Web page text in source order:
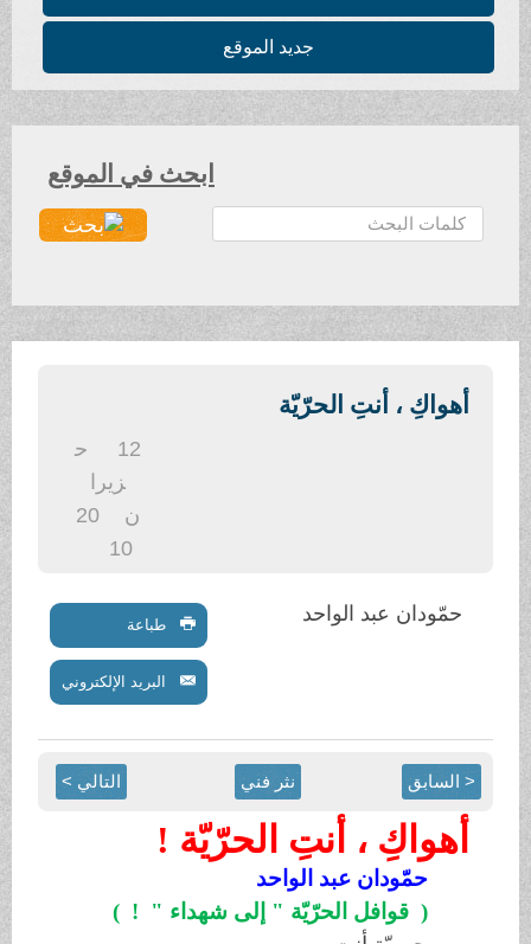
جديد الموقع
ابحث في الموقع
ح
ث
أهواكِ ، أنتِ الحرّيّة
زيرا
10
حمّودان عبد الواحد طباعة
البريد الإلكتروني
< السابق نثر فني التالي >
أهواكِ ، أنتِ الحرّيّة !
حمّودان عبد الواحد